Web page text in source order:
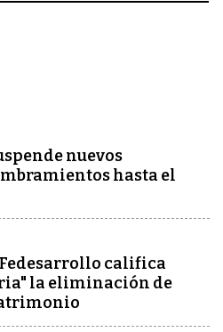
nuevos
hasta el
califica
la eliminación de